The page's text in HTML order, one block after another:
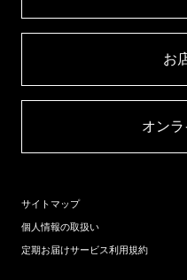
お
オン
サイトマップ
個人情報の取扱い
定期お届けサービス利用規約